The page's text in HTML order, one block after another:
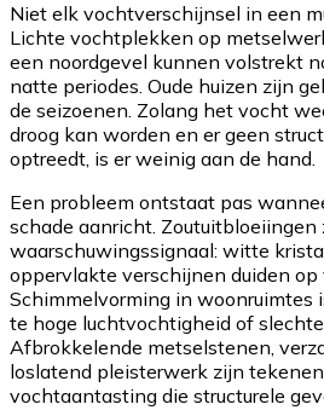
Niet elk vochtverschijnsel in een
Lichte vochtplekken op
een noordgevel kunnen volstrekt
natte periodes. Oude huizen zijn
de seizoenen. Zolang het vocht
droog kan worden en er geen
optreedt, is er weinig aan de hand.
Een probleem ontstaat pas
schade aanricht. Zoutuitbloeiingen
waarschuwingssignaal: witte
oppervlakte verschijnen duiden op
Schimmelvorming in woonruimtes
te hoge luchtvochtigheid of
Afbrokkelende metselstenen,
loslatend pleisterwerk zijn
vochtaantasting die structurele